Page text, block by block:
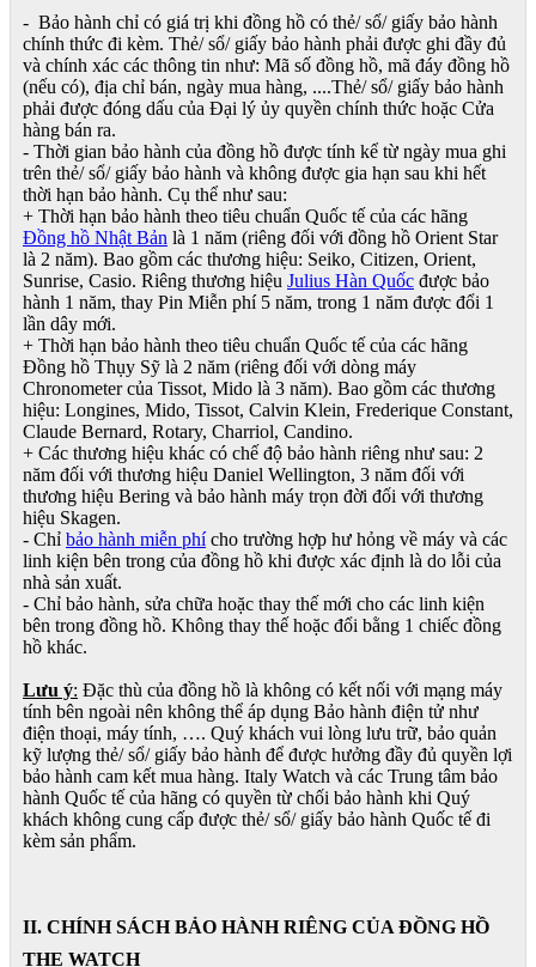
- Bảo hành chỉ có giá trị khi đồng hồ có thẻ/ sổ/ giấy bảo hành
chính thức đi kèm. Thẻ/ sổ/ giấy bảo hành phải được ghi đầy đủ
và chính xác các thông tin như: Mã số đồng hồ, mã đáy đồng hồ
(nếu có), địa chỉ bán, ngày mua hàng, ....Thẻ/ sổ/ giấy bảo hành
phải được đóng dấu của Đại lý ủy quyền chính thức hoặc Cửa
hàng bán ra.
- Thời gian bảo hành của đồng hồ được tính kể từ ngày mua ghi
trên thẻ/ sổ/ giấy bảo hành và không được gia hạn sau khi hết
thời hạn bảo hành. Cụ thể như sau:
+ Thời hạn bảo hành theo tiêu chuẩn Quốc tế của các hãng
Đồng hồ Nhật Bản là 1 năm (riêng đối với đồng hồ Orient Star
là 2 năm). Bao gồm các thương hiệu: Seiko, Citizen, Orient,
Sunrise, Casio. Riêng thương hiệu Julius Hàn Quốc được bảo
hành 1 năm, thay Pin Miễn phí 5 năm, trong 1 năm được đổi 1
lần dây mới.
+ Thời hạn bảo hành theo tiêu chuẩn Quốc tế của các hãng
Đồng hồ Thụy Sỹ là 2 năm (riêng đối với dòng máy
Chronometer của Tissot, Mido là 3 năm). Bao gồm các thương
hiệu: Longines, Mido, Tissot, Calvin Klein, Frederique Constant,
Claude Bernard, Rotary, Charriol, Candino.
+ Các thương hiệu khác có chế độ bảo hành riêng như sau: 2
năm đối với thương hiệu Daniel Wellington, 3 năm đối với
thương hiệu Bering và bảo hành máy trọn đời đối với thương
hiệu Skagen.
- Chỉ bảo hành miễn phícho trường hợp hư hỏng về máy và các
linh kiện bên trong của đồng hồ khi được xác định là do lỗi của
nhà sản xuất.
- Chỉ bảo hành, sửa chữa hoặc thay thế mới cho các linh kiện
bên trong đồng hồ. Không thay thế hoặc đổi bằng 1 chiếc đồng
hồ khác.
Lưu ý: Đặc thù của đồng hồ là không có kết nối với mạng máy
tính bên ngoài nên không thể áp dụng Bảo hành điện tử như
điện thoại, máy tính, …. Quý khách vui lòng lưu trữ, bảo quản
kỹ lượng thẻ/ sổ/ giấy bảo hành để được hưởng đầy đủ quyền lợi
bảo hành cam kết mua hàng. Italy Watch và các Trung tâm bảo
hành Quốc tế của hãng có quyền từ chối bảo hành khi Quý
khách không cung cấp được thẻ/ sổ/ giấy bảo hành Quốc tế đi
kèm sản phẩm.
II. CHÍNH SÁCH BẢO HÀNH RIÊNG CỦA ĐỒNG HỒ
THE WATCH